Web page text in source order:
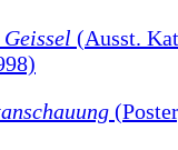
(Ausst.